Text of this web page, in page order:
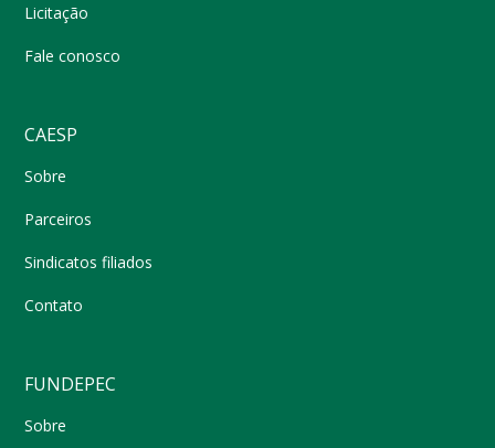
Licitação
Fale conosco
CAESP
Sobre
Parceiros
Sindicatos filiados
Contato
FUNDEPEC
Sobre